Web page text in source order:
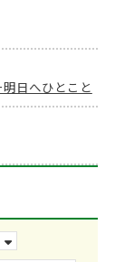
日へひとこと